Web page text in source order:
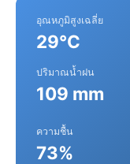
อุณหภูมิสูงเฉลี่ย
29°C
ปริมาณน้ำฝน
109 mm
ความชื้น
73%